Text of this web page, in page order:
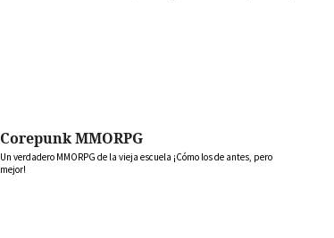
Corepunk MMORPG
Un verdadero MMORPG de la vieja escuela ¡Cómo los de antes, pero
mejor!